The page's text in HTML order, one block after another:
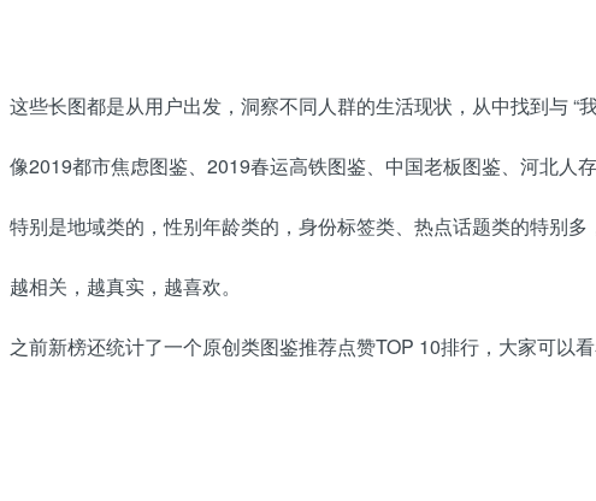
这些长图都是从用户出发，洞察不同人群的生活现状，从中找到与
像2019都市焦虑图鉴、2019春运高铁图鉴、中国老板图鉴、河北人
特别是地域类的，性别年龄类的，身份标签类、热点话题类的特别多
越相关，越真实，越喜欢。
之前新榜还统计了一个原创类图鉴推荐点赞TOP 10排行，大家可以看